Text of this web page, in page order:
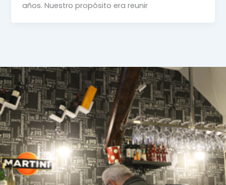
años. Nuestro propósito era reunir